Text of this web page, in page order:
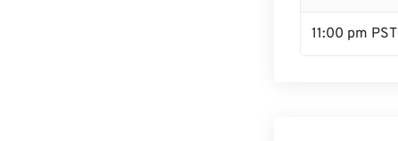
11:00 pm PST